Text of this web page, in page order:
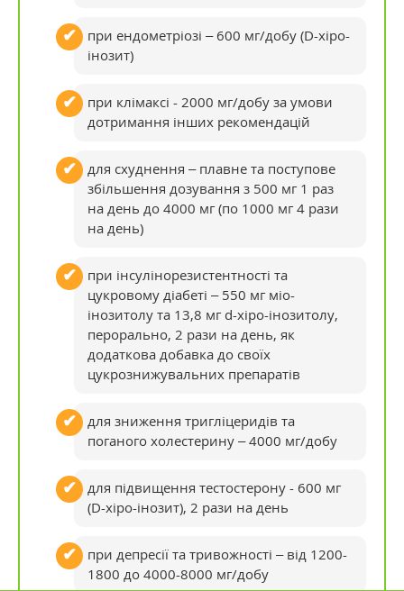
при ендометріозі – 600 мг/добу (D-хіро-
інозит)
при клімаксі - 2000 мг/добу за умови
дотримання інших рекомендацій
для схуднення – плавне та поступове
збільшення дозування з 500 мг 1 раз
на день до 4000 мг (по 1000 мг 4 рази
на день)
при інсулінорезистентності та
цукровому діабеті – 550 мг міо-
інозитолу та 13,8 мг d-хіро-інозитолу,
перорально, 2 рази на день, як
додаткова добавка до своїх
цукрознижувальних препаратів
для зниження тригліцеридів та
поганого холестерину – 4000 мг/добу
для підвищення тестостерону - 600 мг
(D-хіро-інозит), 2 рази на день
при депресії та тривожності – від 1200-
1800 до 4000-8000 мг/добу